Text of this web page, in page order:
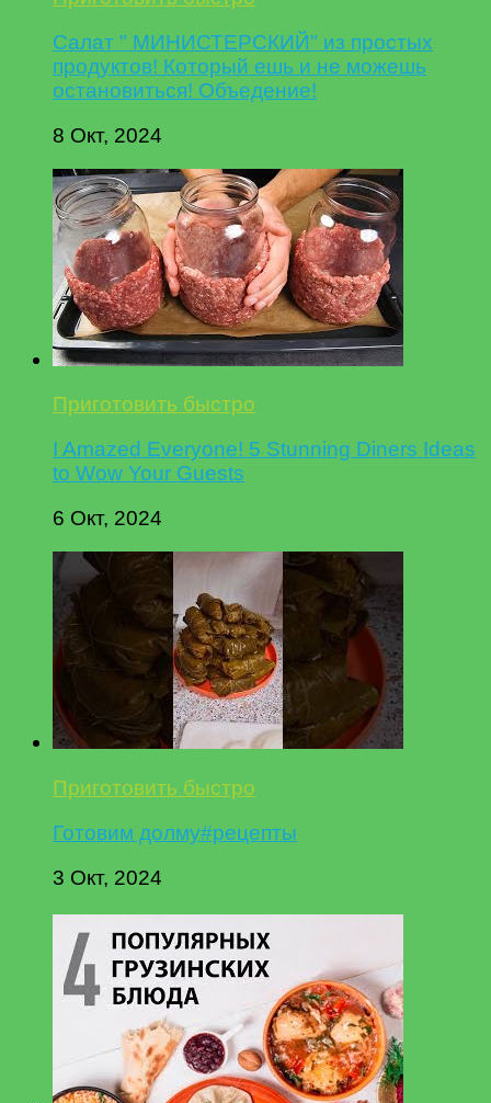
Салат " МИНИСТЕРСКИЙ" из простых
продуктов! Который ешь и не можешь
остановиться! Объедение!
8 Окт, 2024
Приготовить быстро
I Amazed Everyone! 5 Stunning Diners Ideas
to Wow Your Guests
6 Окт, 2024
Приготовить быстро
Готовим долму#рецепты
3 Окт, 2024